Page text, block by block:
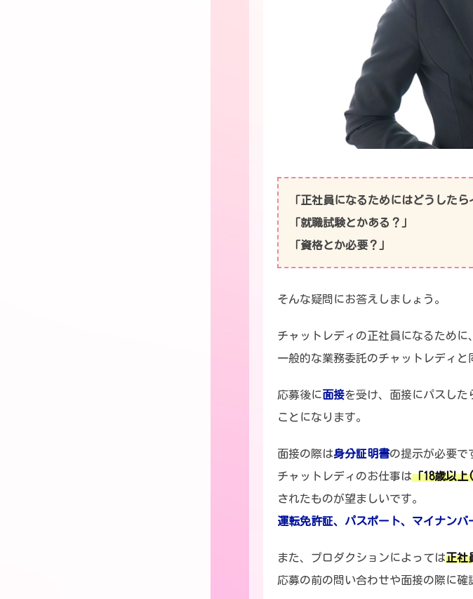
「正社員になるためにはどうしたら
「就職試験とかある？」
「資格とか必要？」
そんな疑問にお答えしましょう。
チャットレディの正社員になるために
一般的な業務委託のチャットレディと
応募後に面接を受け、面接にパスした
ことになります。
面接の際は身分証明書の提示が必要で
チャットレディのお仕事は「18歳以
されたものが望ましいです。
運転免許証、パスポート、マイナンバ
また、プロダクションによっては正社
応募の前の問い合わせや面接の際に確